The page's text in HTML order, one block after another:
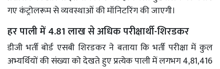
गए कंट्रोलरूम से व्यवस्थाओं की मॉनिटरिंग की जाएगी।
हर पाली में 4.81 लाख से अधिक परीक्षार्थी-शिरडकर
डीजी भर्ती बोर्ड एसबी शिरडकर ने बताया कि भर्ती परीक्षा में कुल
अभ्यर्थियों की संख्या को देखते हुए प्रत्येक पाली में लगभग 4,81,416